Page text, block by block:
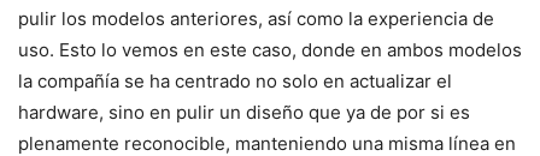
pulir los modelos anteriores, así como la experiencia de
uso. Esto lo vemos en este caso, donde en ambos modelos
la compañía se ha centrado no solo en actualizar el
hardware, sino en pulir un diseño que ya de por si es
plenamente reconocible, manteniendo una misma línea en